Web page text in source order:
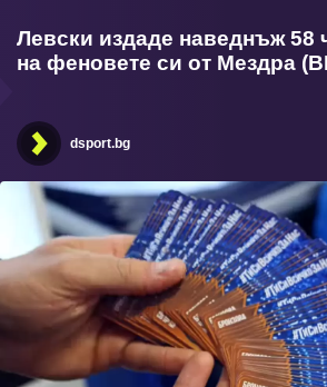
Левски издаде наведнъж 58
на феновете си от Мездра
dsport.bg